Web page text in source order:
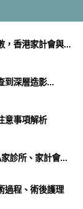
，香港家計會與...
到深層造影...
意事項解析
診所、家計會...
過程、術後護理